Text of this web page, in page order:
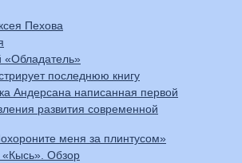
Пехова
«Обладатель»
последнюю книгу
Андерсана написанная первой
развития современной
меня за плинтусом»
«Кысь». Обзор